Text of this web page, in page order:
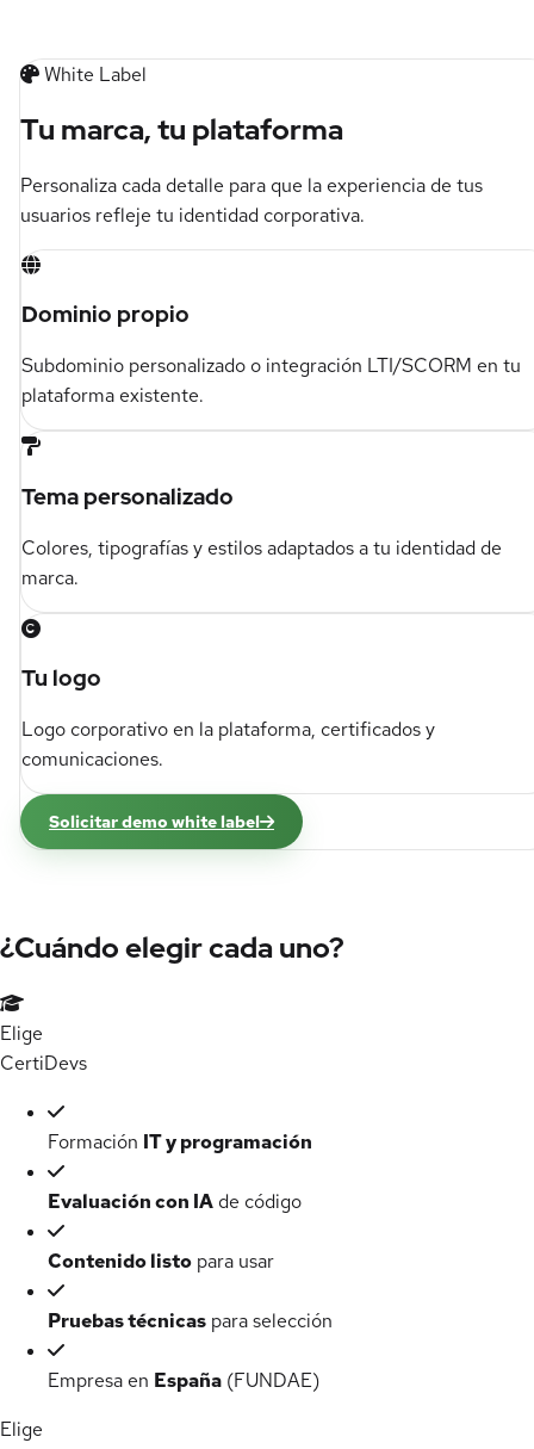
White Label
Tu marca, tu plataforma
Personaliza cada detalle para que la experiencia de tus
usuarios refleje tu identidad corporativa.
Dominio propio
Subdominio personalizado o integración LTI/SCORM en tu
plataforma existente.
Tema personalizado
Colores, tipografías y estilos adaptados a tu identidad de
marca.
Tu logo
Logo corporativo en la plataforma, certificados y
comunicaciones.
Solicitar demo white label
¿Cuándo elegir cada uno?
Elige
CertiDevs
Formación IT y programación
Evaluación con IA de código
Contenido listo para usar
Pruebas técnicas para selección
Empresa en España (FUNDAE)
Elige